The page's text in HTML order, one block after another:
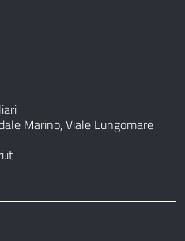
Marino, Viale Lungomare